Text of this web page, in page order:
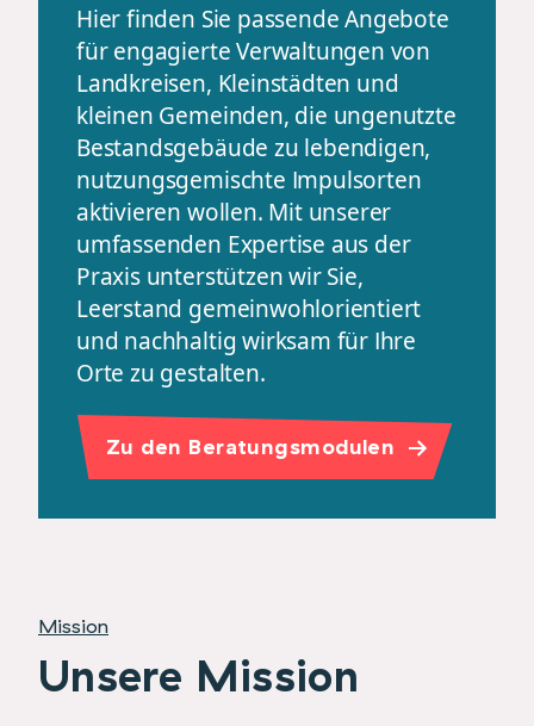
Hier finden Sie passende Angebote
für engagierte Verwaltungen von
Landkreisen, Kleinstädten und
kleinen Gemeinden, die ungenutzte
Bestandsgebäude zu lebendigen,
nutzungsgemischte Impulsorten
aktivieren wollen. Mit unserer
umfassenden Expertise aus der
Praxis unterstützen wir Sie,
Leerstand gemeinwohlorientiert
und nachhaltig wirksam für Ihre
Orte zu gestalten.
Zu den Beratungsmodulen
Mission
Unsere Mission